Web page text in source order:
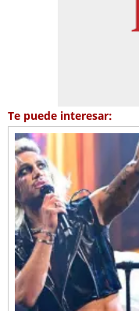
Te puede interesar: